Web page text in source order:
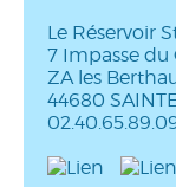
Le Réservoir
7 Impasse du
ZA les
44680